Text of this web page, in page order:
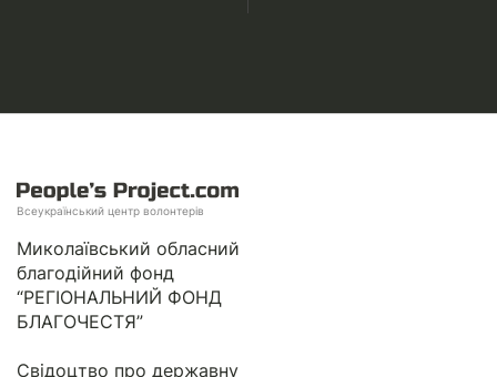
Всеукраїнський центр волонтерів
Миколаївський обласний
благодійний фонд
“РЕГІОНАЛЬНИЙ ФОНД
БЛАГОЧЕСТЯ”
Свідоцтво про державну